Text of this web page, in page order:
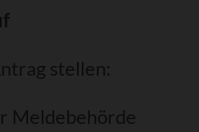
stellen:
Meldebehörde